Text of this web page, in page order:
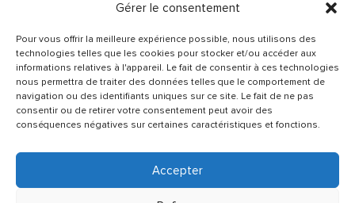
Gérer le consentement
Pour vous offrir la meilleure expérience possible, nous utilisons des
technologies telles que les cookies pour stocker et/ou accéder aux
informations relatives à l'appareil. Le fait de consentir à ces technologies
nous permettra de traiter des données telles que le comportement de
navigation ou des identifiants uniques sur ce site. Le fait de ne pas
consentir ou de retirer votre consentement peut avoir des
conséquences négatives sur certaines caractéristiques et fonctions.
Accepter
Besoin d’un conseil ?
Une question ?
FAQ